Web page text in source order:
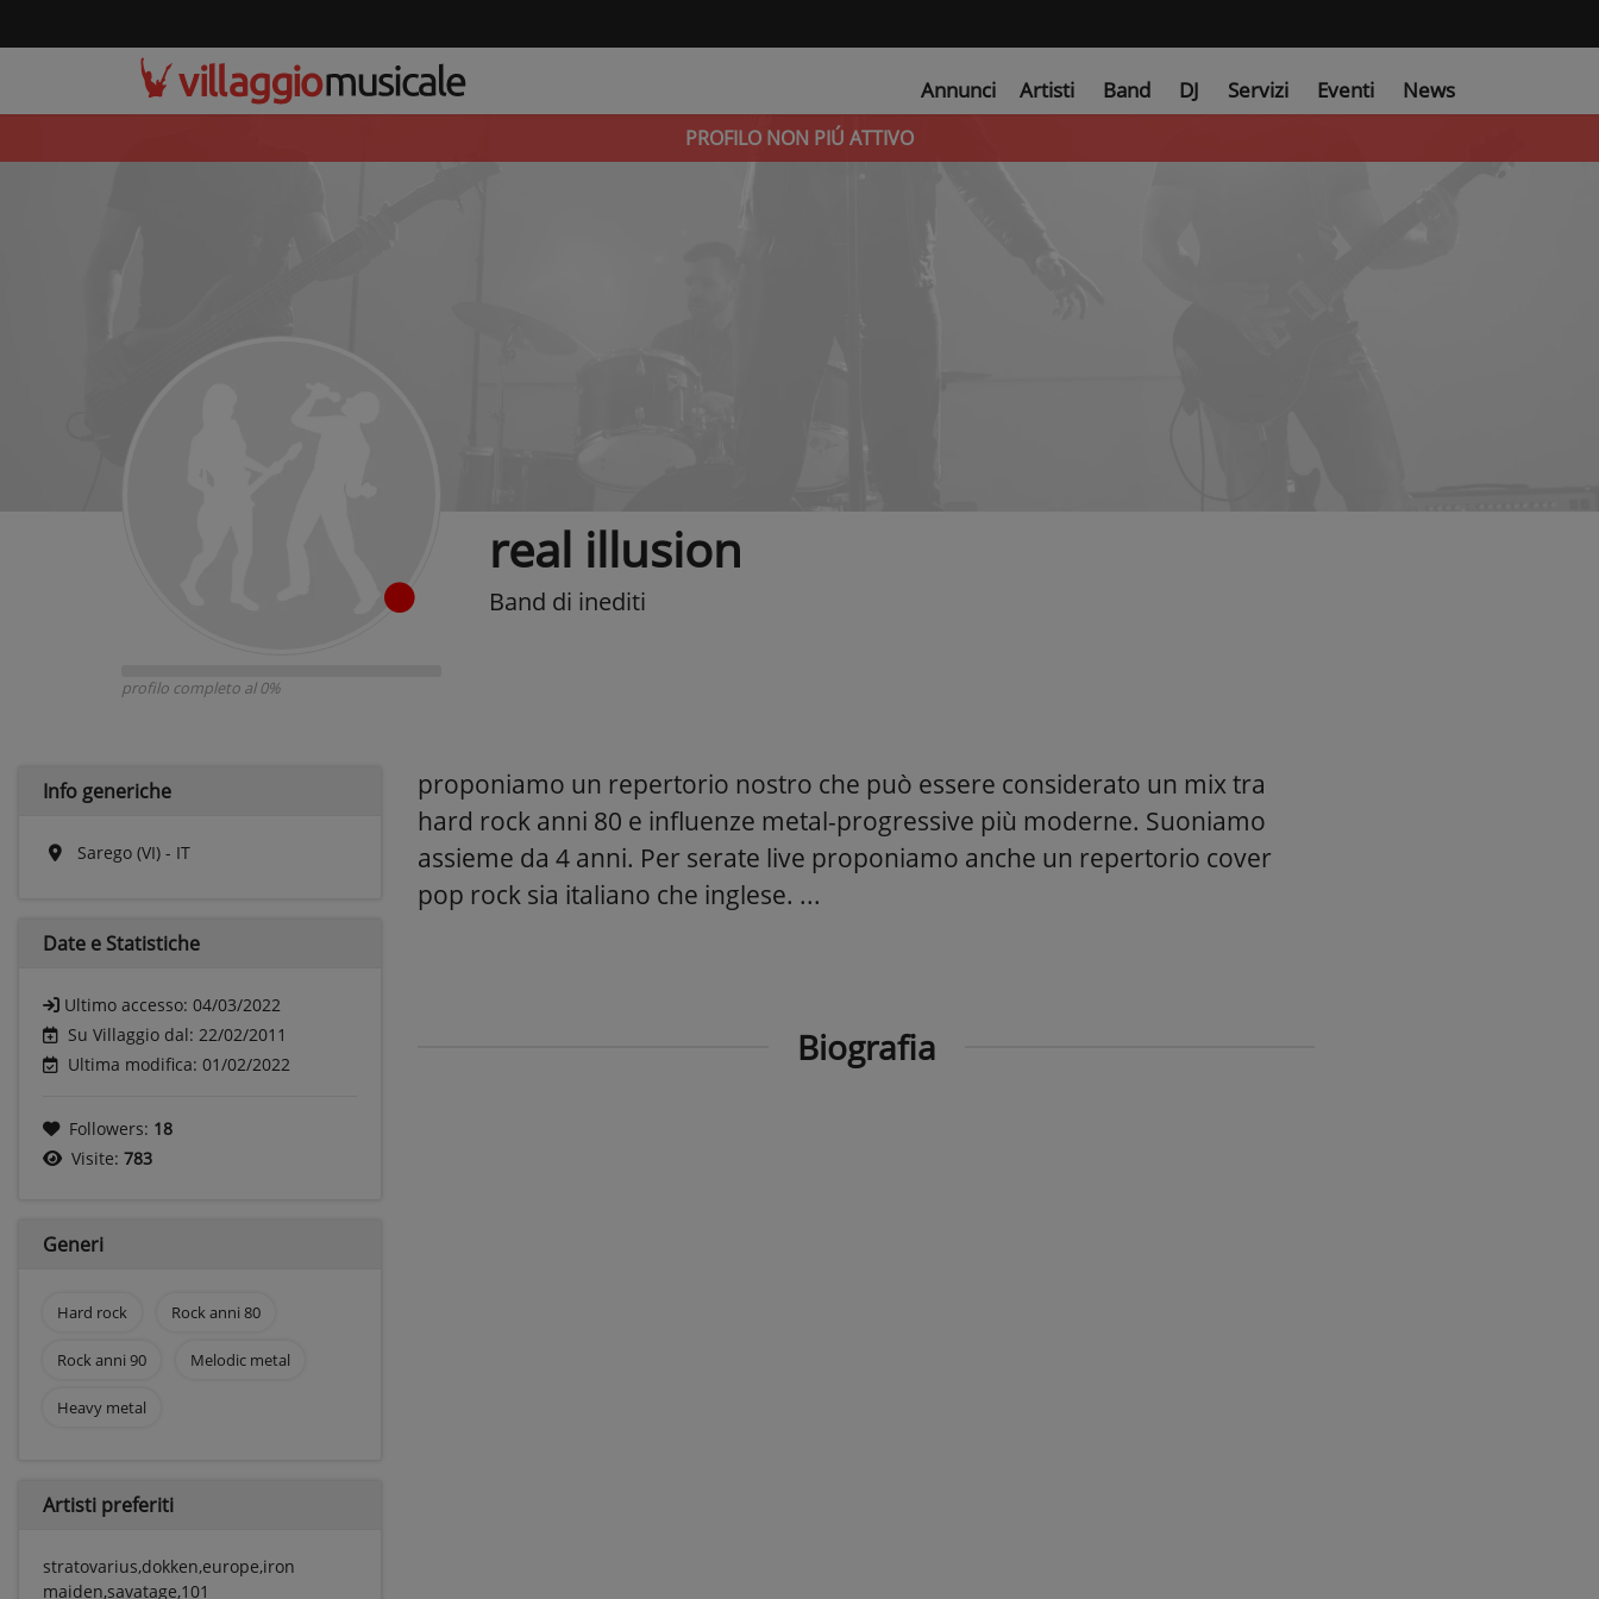
Annunci Artisti Band DJ Servizi Eventi News
PROFILO NON PIÚ ATTIVO
profilo completo al 0%
real illusion
Band di inediti
Info generiche
Sarego (VI) - IT
Date e Statistiche
Ultimo accesso: 04/03/2022
Su Villaggio dal: 22/02/2011
Ultima modifica: 01/02/2022
Followers: 18
Visite: 783
Generi
Hard rock Rock anni 80
Rock anni 90 Melodic metal
Heavy metal
Artisti preferiti
stratovarius,dokken,europe,iron
maiden,savatage,101
proponiamo un repertorio nostro che può essere considerato un mix tra
hard rock anni 80 e influenze metal-progressive più moderne. Suoniamo
assieme da 4 anni. Per serate live proponiamo anche un repertorio cover
pop rock sia italiano che inglese. ...
Biografia